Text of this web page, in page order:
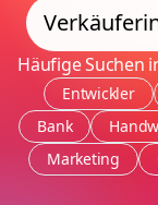
Häufige Suchen
Entwickler
Bank
Marketing